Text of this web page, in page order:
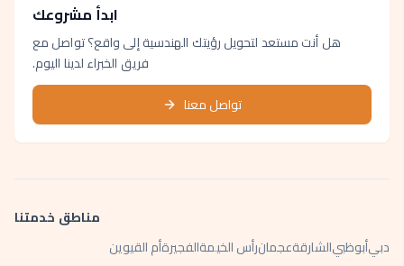
ابدأ مشروعك
هل أنت مستعد لتحويل رؤيتك الهندسية إلى واقع؟ تواصل مع
فريق الخبراء لدينا اليوم.
تواصل معنا
مناطق خدمتنا
دبيأبوظبيالشارقةعجمانرأس الخيمةالفجيرةأم القيوين